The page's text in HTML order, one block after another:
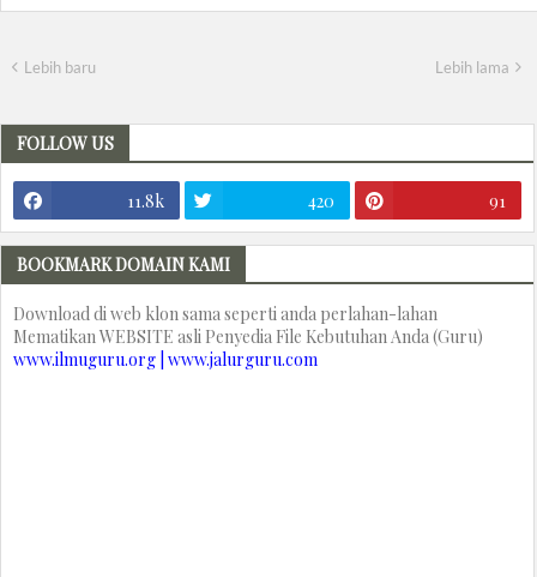
Lebih baru Lebih lama
FOLLOW US
11.8k 420 91
BOOKMARK DOMAIN KAMI
Download di web klon sama seperti anda perlahan-lahan
Mematikan WEBSITE asli Penyedia File Kebutuhan Anda (Guru)
www.ilmuguru.org | www.jalurguru.com